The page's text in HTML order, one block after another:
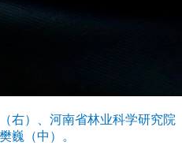
右）、河南省林业科学研究院
巍（中）。